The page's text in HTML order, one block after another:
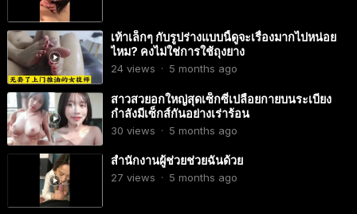
เท้าเล็กๆ กับรูปร่างแบบนี้ดูจะเรื่องมากไปหน่อย
ไหม? คงไม่ใช่การใช้ถุงยาง
24views · 5 months ago
สาวสวยอกใหญ่สุดเซ็กซี่เปลือยกายบนระเบียง
กำลังมีเซ็กส์กันอย่างเร่าร้อน
30 views · 5 months ago
สำนักงานผู้ช่วยช่วยฉันด้วย
27 views · 5 months ago